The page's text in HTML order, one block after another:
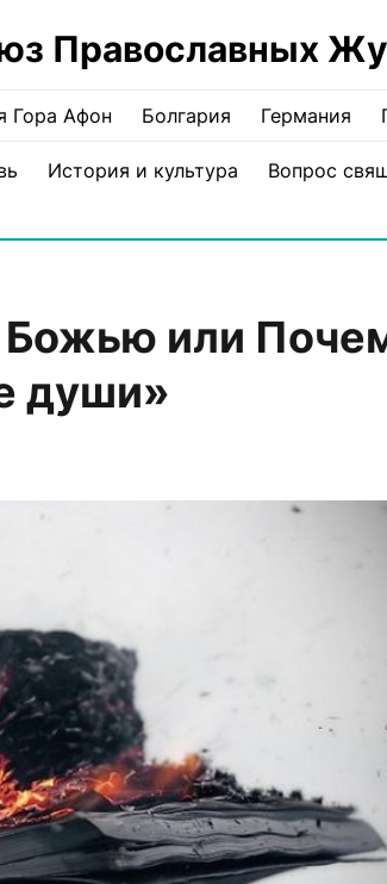
Православных
Гора Афон Болгария Германия
История и культура Вопрос
или
души»